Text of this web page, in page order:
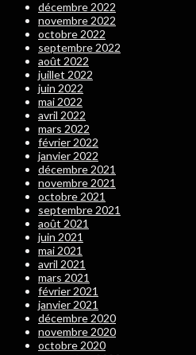
décembre 2022
novembre 2022
octobre 2022
septembre 2022
août 2022
juillet 2022
juin 2022
mai 2022
avril 2022
mars 2022
février 2022
janvier 2022
décembre 2021
novembre 2021
octobre 2021
septembre 2021
août 2021
juin 2021
mai 2021
avril 2021
mars 2021
février 2021
janvier 2021
décembre 2020
novembre 2020
octobre 2020